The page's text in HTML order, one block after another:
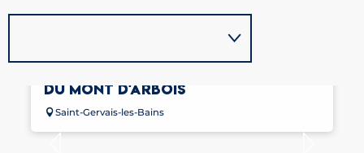
DU MONT D'ARBOIS
Saint-Gervais-les-Bains